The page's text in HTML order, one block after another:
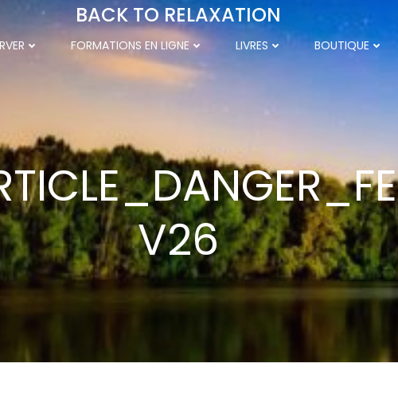
BACK TO RELAXATION
FORMATIONS EN LIGNE LIVRES BOUTIQUE
V26